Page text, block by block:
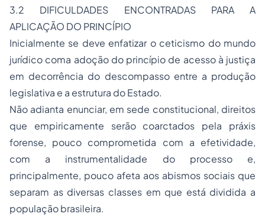
3.2 DIFICULDADES ENCONTRADAS PARA A
APLICAÇÃO DO PRINCÍPIO
Inicialmente se deve enfatizar o ceticismo do mundo
jurídico coma adoção do princípio de acesso à justiça
em decorrência do descompasso entre a produção
legislativa e a estrutura do Estado.
Não adianta enunciar, em sede constitucional, direitos
que empiricamente serão coarctados pela práxis
forense, pouco comprometida com a efetividade,
com a instrumentalidade do processo e,
principalmente, pouco afeta aos abismos sociais que
separam as diversas classes em que está dividida a
população brasileira.